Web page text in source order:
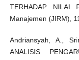
TERHADAP NILAI
Manajemen (JIRM),
Andriansyah, A.,
ANALISIS